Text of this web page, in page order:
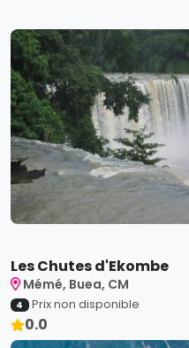
Les Chutes d'Ekombe
Mémé, Buea, CM
4 Prix non disponible
0.0